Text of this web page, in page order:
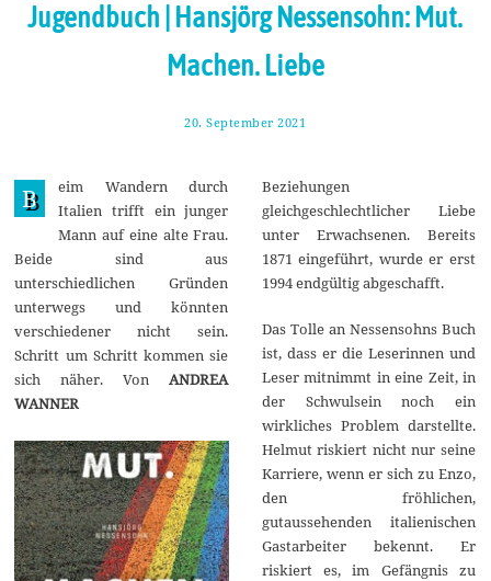
Jugendbuch | Hansjörg Nessensohn: Mut.
Machen. Liebe
20. September 2021
e
t
m
b
e
0
2
B
eim Wandern durch
Italien trifft ein junger
Mann auf eine alte Frau.
Beide sind aus
unterschiedlichen Gründen
unterwegs und könnten
verschiedener nicht sein.
Schritt um Schritt kommen sie
sich näher. Von ANDREA
WANNER
Beziehungen
gleichgeschlechtlicher Liebe
unter Erwachsenen. Bereits
1871 eingeführt, wurde er erst
1994 endgültig abgeschafft.
Das Tolle an Nessensohns Buch
ist, dass er die Leserinnen und
Leser mitnimmt in eine Zeit, in
der Schwulsein noch ein
wirkliches Problem darstellte.
Helmut riskiert nicht nur seine
Karriere, wenn er sich zu Enzo,
den fröhlichen,
gutaussehenden italienischen
Gastarbeiter bekennt. Er
riskiert es, im Gefängnis zu